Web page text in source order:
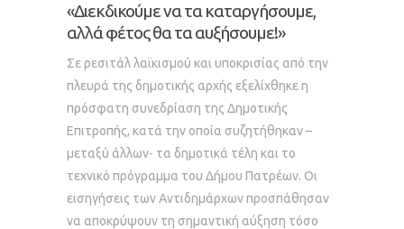
«Διεκδικούμε να τα καταργήσουμε,
αλλά φέτος θα τα αυξήσουμε!»
Σε ρεσιτάλ λαϊκισμού και υποκρισίας από την
πλευρά της δημοτικής αρχής εξελίχθηκε η
πρόσφατη συνεδρίαση της Δημοτικής
Επιτροπής, κατά την οποία συζητήθηκαν –
μεταξύ άλλων- τα δημοτικά τέλη και το
τεχνικό πρόγραμμα του Δήμου Πατρέων. Οι
εισηγήσεις των Αντιδημάρχων προσπάθησαν
να αποκρύψουν τη σημαντική αύξηση τόσο